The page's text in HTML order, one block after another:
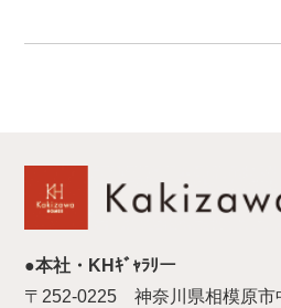
●本社・KHｷﾞｬﾗﾘー
〒252-0225 神奈川県相模原市